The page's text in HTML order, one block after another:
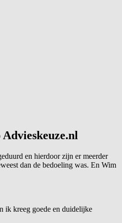
en hierdoor zijn er meerder
dan de bedoeling was. En Wim
ik kreeg goede en duidelijke